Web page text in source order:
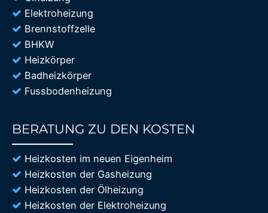
Elektroheizung
Brennstoffzelle
BHKW
Heizkörper
Badheizkörper
Fussbodenheizung
BERATUNG ZU DEN KOSTEN
Heizkosten im neuen Eigenheim
Heizkosten der Gasheizung
Heizkosten der Ölheizung
Heizkosten der Elektroheizung